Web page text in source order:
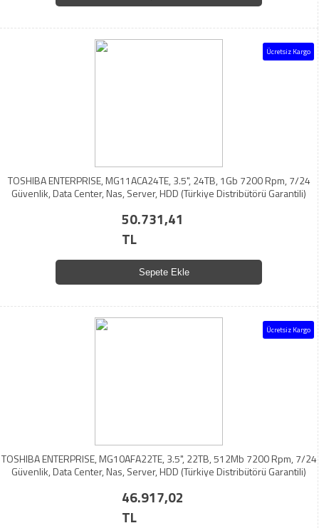
Ücretsiz Kargo
TOSHIBA ENTERPRISE, MG11ACA24TE, 3.5", 24TB, 1Gb 7200 Rpm, 7/24
Güvenlik, Data Center, Nas, Server, HDD (Türkiye Distribütörü Garantili)
50.731,41
TL
Sepete Ekle
Ücretsiz Kargo
TOSHIBA ENTERPRISE, MG10AFA22TE, 3.5", 22TB, 512Mb 7200 Rpm, 7/24
Güvenlik, Data Center, Nas, Server, HDD (Türkiye Distribütörü Garantili)
46.917,02
TL